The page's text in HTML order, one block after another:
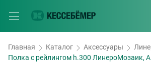
Главная Каталог Аксессуары
Полка с рейлингом h.300 ЛинероМозаик,